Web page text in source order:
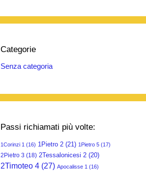
Categorie
Senza categoria
Passi richiamati più volte:
1Corinzi 1 (16) 1Pietro 2 (21) 1Pietro 5 (17)
2Pietro 3 (18) 2Tessalonicesi 2 (20)
2Timoteo 4 (27) Apocalisse 1 (16)